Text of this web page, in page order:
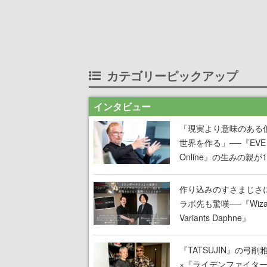
カテゴリーピックアップ
インタビュー
「現実より意味のある
世界を作る」──『EVE
Online』の生みの親が
言”は、比喩ではなく
った
作り込みのすさまじさ
ラボ先も驚嘆──『
Variants Daphne』
定なのにジョブもキャ
武器も戦闘システムも
『TATSUJIN』の弓削
×『ライデンファイタ